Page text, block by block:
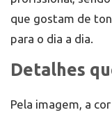
que gostam de
para o dia a dia.
Detalhes
Pela imagem, a